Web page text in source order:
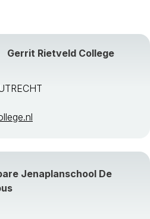
Gerrit Rietveld College
Jenaplanschool De